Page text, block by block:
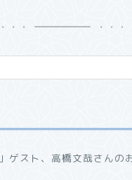
ゲスト、高橋文哉さんの